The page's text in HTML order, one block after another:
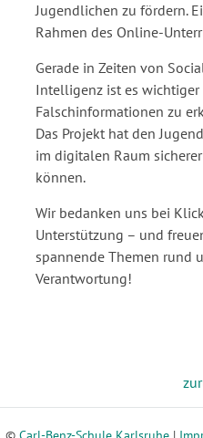
Jugendlichen zu fördern.
Rahmen des Online-
Gerade in Zeiten von
Intelligenz ist es wichtiger
Falschinformationen zu
Das Projekt hat den
im digitalen Raum
können.
Wir bedanken uns bei
Unterstützung – und
spannende Themen rund
Verantwortung!